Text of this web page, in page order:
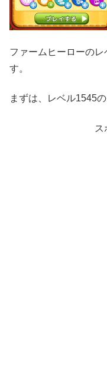
ファームヒーローの
す。
まずは、レベル1545
ス